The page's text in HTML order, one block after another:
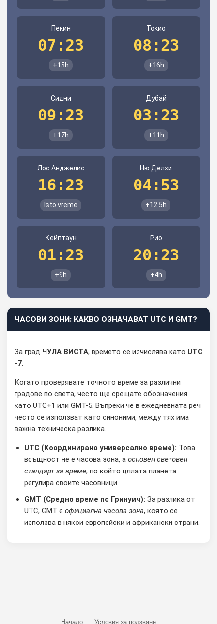
Пекин
07:23
+15h
Токио
08:23
+16h
Сидни
09:23
+17h
Дубай
03:23
+11h
Лос Анджелис
16:23
Isto vreme
Ню Делхи
04:53
+12.5h
Кейптаун
01:23
+9h
Рио
20:23
+4h
ЧАСОВИ ЗОНИ: КАКВО ОЗНАЧАВАТ UTC И GMT?
За град ЧУЛА ВИСТА, времето се изчислява като UTC
-7.
Когато проверявате точното време за различни
градове по света, често ще срещате обозначения
като UTC+1 или GMT-5. Въпреки че в ежедневната реч
често се използват като синоними, между тях има
важна техническа разлика.
UTC (Координирано универсално време): Това
всъщност не е часова зона, а основен световен
стандарт за време, по който цялата планета
регулира своите часовници.
GMT (Средно време по Гринуич): За разлика от
UTC, GMT е официална часова зона, която се
използва в някои европейски и африкански страни.
Начало Условия за ползване